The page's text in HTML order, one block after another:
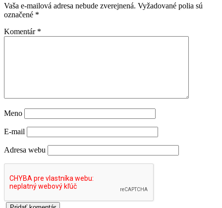
Vaša e-mailová adresa nebude zverejnená. Vyžadované polia sú
označené *
Komentár *
Meno
E-mail
Adresa webu